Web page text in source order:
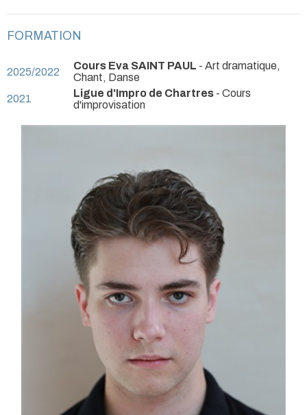
FORMATION
2025/2022 Cours Eva SAINT PAUL - Art dramatique,
Chant, Danse
2021
Ligue d'Impro de Chartres - Cours
d'improvisation